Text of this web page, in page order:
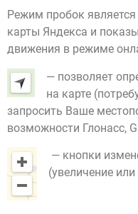
Режим пробок
карты Яндекса и
движения в режиме
— позволяет
на карте
запросить Ваше
возможности Глонасс,
— кнопки
(увеличение